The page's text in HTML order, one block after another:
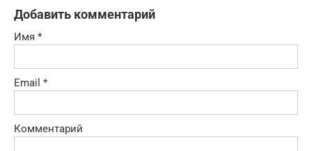
Добавить комментарий
Имя *
Email *
Комментарий